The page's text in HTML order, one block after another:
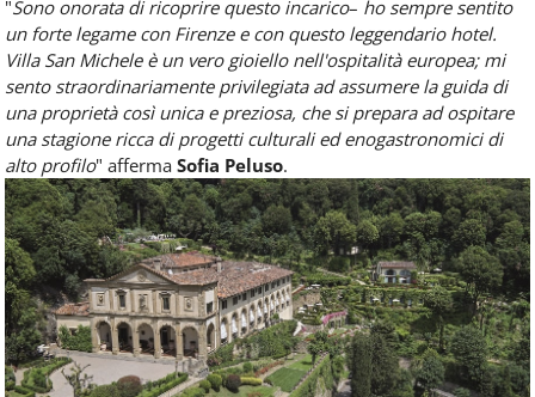
"Sono onorata di ricoprire questo incarico– ho sempre sentito
un forte legame con Firenze e con questo leggendario hotel.
Villa San Michele è un vero gioiello nell'ospitalità europea; mi
sento straordinariamente privilegiata ad assumere la guida di
una proprietà così unica e preziosa, che si prepara ad ospitare
una stagione ricca di progetti culturali ed enogastronomici di
alto profilo" afferma Sofia Peluso.